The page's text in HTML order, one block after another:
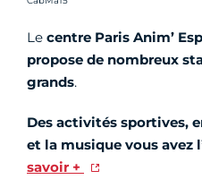
Le centre Paris Anim’
propose de nombreux
grands.
Des activités sportives,
et la musique vous avez
savoir +